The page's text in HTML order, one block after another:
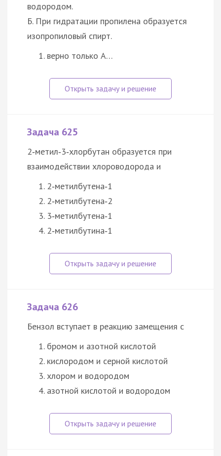
водородом.
Б. При гидратации пропилена образуется
изопропиловый спирт.
верно только А…
Задача 625
2‑метил‑3‑хлорбутан образуется при
взаимодействии хлороводорода и
2‑метилбутена‑1
2‑метилбутена‑2
3‑метилбутена‑1
2‑метилбутина‑1
Задача 626
Бензол вступает в реакцию замещения с
бромом и азотной кислотой
кислородом и серной кислотой
хлором и водородом
азотной кислотой и водородом